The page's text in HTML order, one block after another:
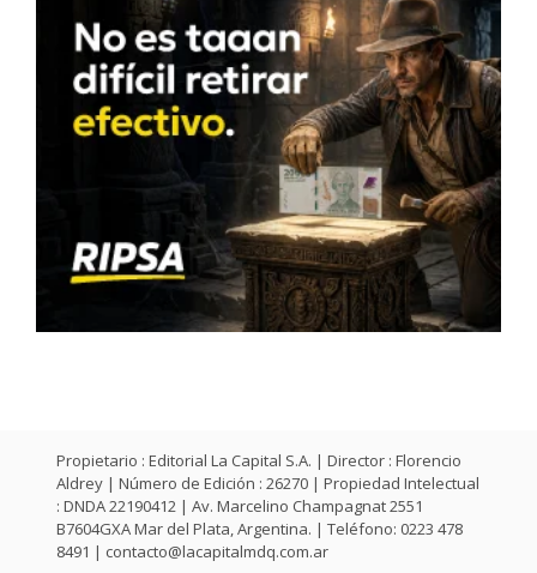
Propietario : Editorial La Capital S.A. | Director : Florencio
Aldrey | Número de Edición : 26270 | Propiedad Intelectual
: DNDA 22190412 | Av. Marcelino Champagnat 2551
B7604GXA Mar del Plata, Argentina. | Teléfono: 0223 478
8491 | contacto@lacapitalmdq.com.ar